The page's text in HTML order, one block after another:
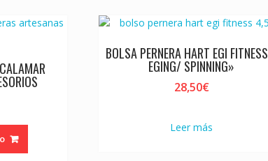
BOLSA PERNERA HART EGI
EGING/ SPINNING»
28,50€
Leer más